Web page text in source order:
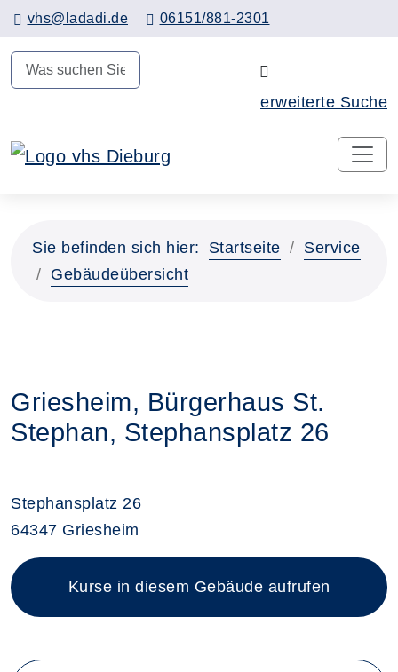
vhs@ladadi.de 06151/881-2301
erweiterte Suche
Hauptinhalt anspringen
Sie befinden sich hier: Startseite
Service
Gebäudeübersicht
Griesheim, Bürgerhaus St.
Stephan, Stephansplatz 26
Stephansplatz 26
64347 Griesheim
Kurse in diesem Gebäude aufrufen